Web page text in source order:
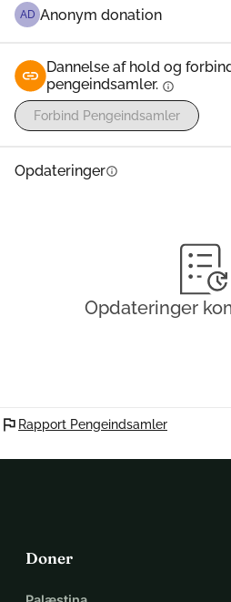
AD Anonym donation
Dannelse af hold og
pengeindsamler. info
Forbind Pengeindsamler
Opdateringerinfo
Opdateringer
flag Rapport Pengeindsamler
Doner